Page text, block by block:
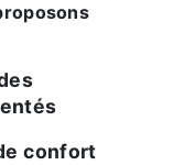
confort